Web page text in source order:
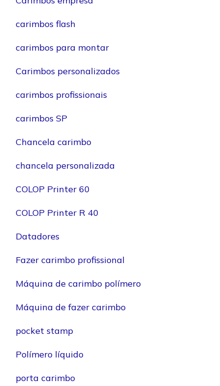
carimbos flash
carimbos para montar
Carimbos personalizados
carimbos profissionais
carimbos SP
Chancela carimbo
chancela personalizada
COLOP Printer 60
COLOP Printer R 40
Datadores
Fazer carimbo profissional
Máquina de carimbo polímero
Máquina de fazer carimbo
pocket stamp
Polímero líquido
porta carimbo